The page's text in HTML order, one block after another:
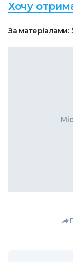
Хочу
За матеріалами: